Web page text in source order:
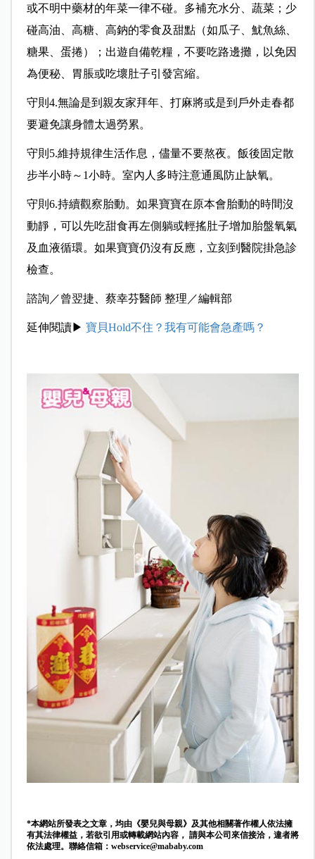
或不明中藥材的年菜一律不碰。多補充水分、蔬菜；少
碰高油、高糖、高鈉的零食及甜點（如瓜子、魷魚絲、
糖果、蛋捲）；出遊自備乾糧，不要吃路邊攤，以免因
為便秘、胃脹或吃壞肚子引發宮縮。
守則4.無論是到親友家拜年、打麻將或是到戶外走春都
要避免讓身體太過勞累。
守則5.維持規律生活作息，儘量不要熬夜。飯後固定散
步半小時～1小時。室內人多時注意通風防止缺氧。
守則6.持續觀察胎動。如果寶寶在原本會胎動的時間沒
動靜，可以先吃甜食再左側躺或輕搖肚子增加胎盤氧氣
及血液循環。如果寶寶仍沒有反應，立刻到醫院掛急診
檢查。
諮詢／曾翌捷、蔡幸芬醫師 整理／編輯部
延伸閱讀▶ 寶貝Hold不住？我有可能會急產嗎？
*本網站所發表之文章，均由《嬰兒與母親》及其他相關著作權人依法擁
有其法律權益，若欲引用或轉載網站內容， 請與本公司來信接洽，違者將
依法處理。聯絡信箱： webservice@mababy.com